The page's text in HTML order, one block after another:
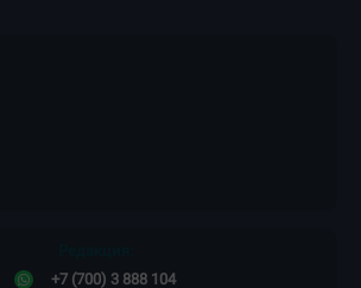
+7 (700) 3 888 104